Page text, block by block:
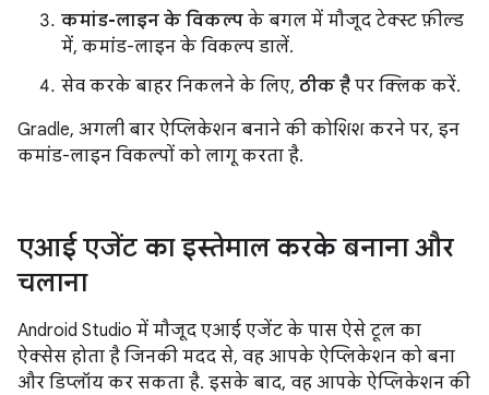
कमांड-लाइन के विकल्प के बगल में मौजूद टेक्स्ट फ़ील्ड
में, कमांड-लाइन के विकल्प डालें.
सेव करके बाहर निकलने के लिए, ठीक है पर क्लिक करें.
Gradle, अगली बार ऐप्लिकेशन बनाने की कोशिश करने पर, इन
कमांड-लाइन विकल्पों को लागू करता है.
एआई एजेंट का इस्तेमाल करके बनाना और
चलाना
Android Studio में मौजूद एआई एजेंट के पास ऐसे टूल का
ऐक्सेस होता है जिनकी मदद से, वह आपके ऐप्लिकेशन को बना
और डिप्लॉय कर सकता है. इसके बाद, वह आपके ऐप्लिकेशन की